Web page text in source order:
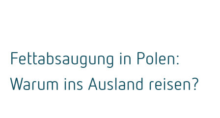
Fettabsaugung in Polen:
Warum ins Ausland reisen?